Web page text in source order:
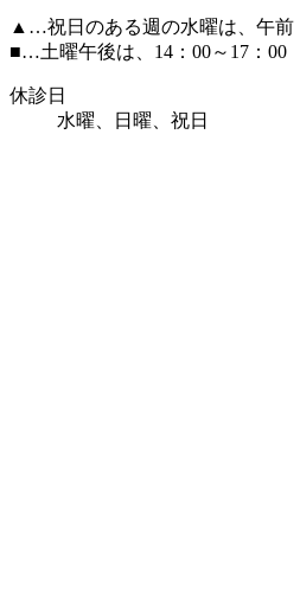
▲ …祝日のある週の水曜は、午前
■…土曜午後は、14：00～17：00
休診日
水曜、日曜、祝日